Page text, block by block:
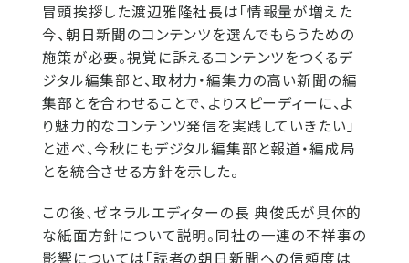
冒頭挨拶した渡辺雅隆社長は「情報量が増えた
今、朝日新聞のコンテンツを選んでもらうための
施策が必要。視覚に訴えるコンテンツをつくるデ
ジタル編集部と、取材力・編集力の高い新聞の編
集部とを合わせることで、よりスピーディーに、よ
り魅力的なコンテンツ発信を実践していきたい」
と述べ、今秋にもデジタル編集部と報道・編成局
とを統合させる方針を示した。
この後、ゼネラルエディターの長 典俊氏が具体的
な紙面方針について説明。同社の一連の不祥事の
影響については「読者の朝日新聞への信頼度は